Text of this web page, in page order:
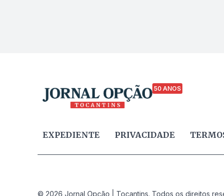
50 ANOS
EXPEDIENTE PRIVACIDADE
© 2026 Jornal Opção | Tocantins. Todos os direitos